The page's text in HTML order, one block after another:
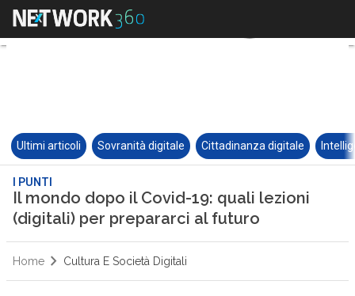
Ultimi articoli Sovranità digitale Cittadinanza digitale
I PUNTI
Il mondo dopo il Covid-19: quali lezioni
(digitali) per prepararci al futuro
Home Cultura E Società Digitali